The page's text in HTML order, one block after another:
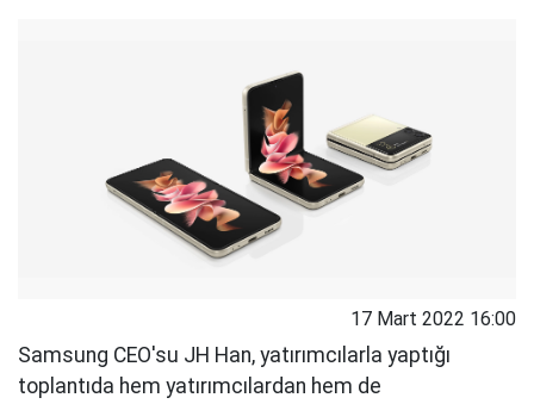
17 Mart 2022 16:00
Samsung CEO'su JH Han, yatırımcılarla yaptığı
toplantıda hem yatırımcılardan hem de